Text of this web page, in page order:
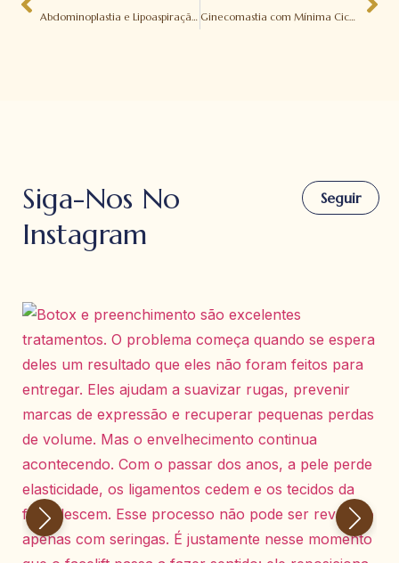
Abdominoplastia e Lipoaspiração: É Seguro Fazer as Duas Cirurgias Juntas? Saiba Indicações, Riscos e Resultados em São Paulo Ginecomastia com Mínima Cicatriz e Recuperação Rápida em São Paulo: Conheça a Técnica Exclusiva da Clínica Audi
Siga-Nos No
Instagram
Seguir